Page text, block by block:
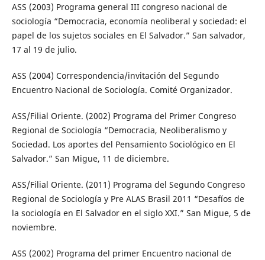
ASS (2003) Programa general III congreso nacional de
sociología “Democracia, economía neoliberal y sociedad: el
papel de los sujetos sociales en El Salvador.” San salvador,
17 al 19 de julio.
ASS (2004) Correspondencia/invitación del Segundo
Encuentro Nacional de Sociología. Comité Organizador.
ASS/Filial Oriente. (2002) Programa del Primer Congreso
Regional de Sociología “Democracia, Neoliberalismo y
Sociedad. Los aportes del Pensamiento Sociológico en El
Salvador.” San Migue, 11 de diciembre.
ASS/Filial Oriente. (2011) Programa del Segundo Congreso
Regional de Sociología y Pre ALAS Brasil 2011 “Desafíos de
la sociología en El Salvador en el siglo XXI.” San Migue, 5 de
noviembre.
ASS (2002) Programa del primer Encuentro nacional de